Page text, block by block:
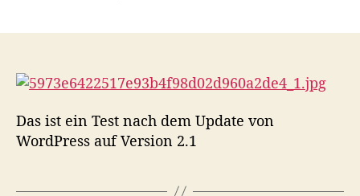
Das ist ein Test nach dem Update von
WordPress auf Version 2.1